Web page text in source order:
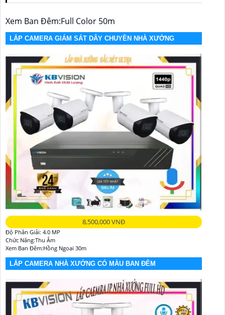
Xem Ban Đêm:Full Color 50m
LẮP CAMERA GIÁM SÁT DÂY CHUYỀN NHÀ XƯỞNG
8,500,000 VNĐ
Độ Phân Giải: 4.0 MP
Chức Năng:Thu Âm
Xem Ban Đêm:Hồng Ngoại 30m
LẮP CAMERA NHÀ XƯỞNG CÓ MÀU BAN ĐÊM